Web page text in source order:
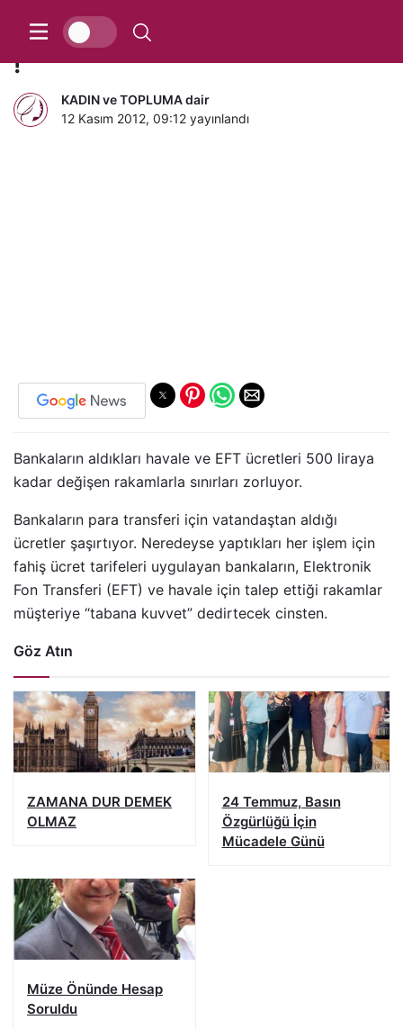
Havale ve EFT yapanın vay haline
!
KADIN ve TOPLUMA dair
12 Kasım 2012, 09:12 yayınlandı
Bankaların aldıkları havale ve EFT ücretleri 500 liraya
kadar değişen rakamlarla sınırları zorluyor.
Bankaların para transferi için vatandaştan aldığı
ücretler şaşırtıyor. Neredeyse yaptıkları her işlem için
fahiş ücret tarifeleri uygulayan bankaların, Elektronik
Fon Transferi (EFT) ve havale için talep ettiği rakamlar
müşteriye “tabana kuvvet” dedirtecek cinsten.
Göz Atın
ZAMANA DUR DEMEK
OLMAZ
24 Temmuz, Basın
Özgürlüğü İçin
Mücadele Günü
Müze Önünde Hesap
Soruldu